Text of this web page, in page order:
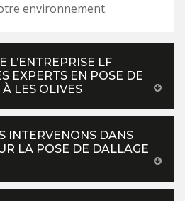
environnement.
L’ENTREPRISE LF
EXPERTS EN POSE DE
LES OLIVES
INTERVENONS DANS
LA POSE DE DALLAGE